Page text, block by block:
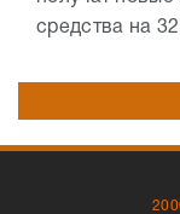
средства на